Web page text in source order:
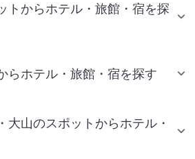
トからホテル・旅館・宿を探
らホテル・旅館・宿を探す
大山のスポットからホテル・